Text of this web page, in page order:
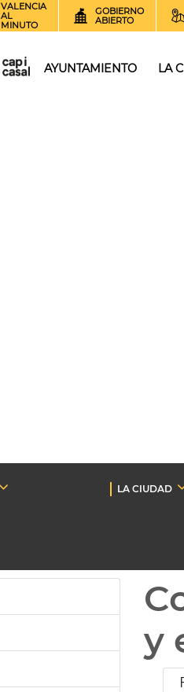
VALENCIA
AL
MINUTO
GOBIERNO
ABIERTO
AYUNTAMIENTO LA
LA CIUDAD
y